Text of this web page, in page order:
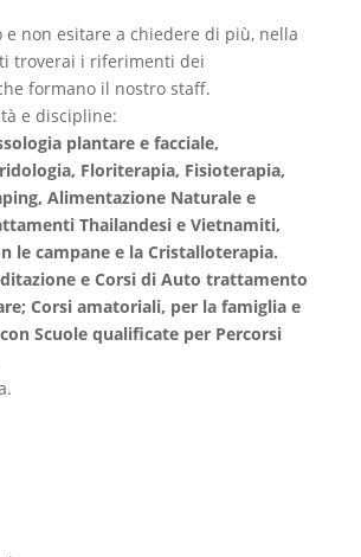
e non esitare a chiedere di più, nella
troverai i riferimenti dei
formano il nostro staff.
e discipline:
plantare e facciale,
Floriterapia, Fisioterapia,
Alimentazione Naturale e
Thailandesi e Vietnamiti,
le campane e la Cristalloterapia.
e Corsi di Auto trattamento
Corsi amatoriali, per la famiglia e
Scuole qualificate per Percorsi